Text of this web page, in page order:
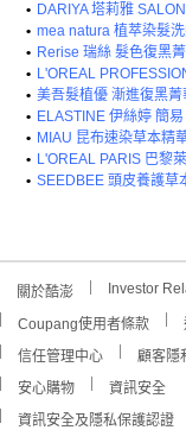
• DARIYA 塔莉雅
• mea natura 植萃染髮
• Rerise 瑞絲 髮色復黑
• L'OREAL
• 美吾髮植優 漸進復黑菁
• ELASTINE 伊絲婷 簡
• MIAU 昆布速染草本精
• L'OREAL PARIS 巴黎
• SEEDBEE 頭皮養護草
關於酷澎 Investor
Coupang使用者條款
信任管理中心
顧客隱
安心購物
資訊安全
資訊安全及隱私保護認證